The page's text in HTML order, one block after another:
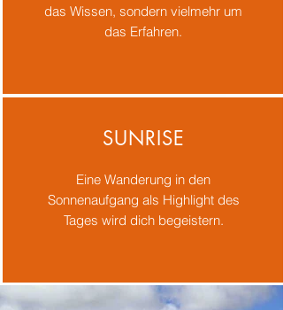
das Wissen, sondern vielmehr um
das Erfahren.
SUNRISE
Eine Wanderung in den
Sonnenaufgang als Highlight des
Tages wird dich begeistern.